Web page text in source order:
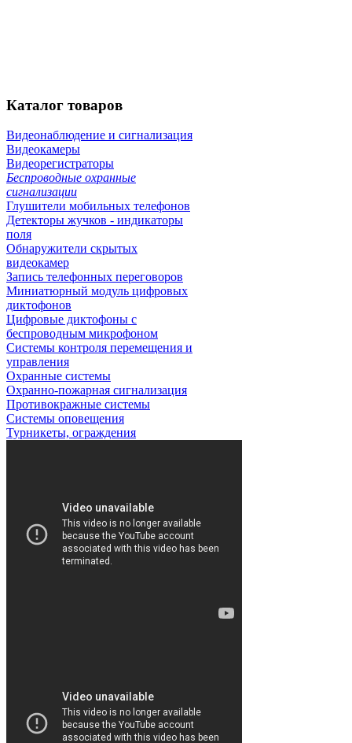
Каталог товаров
Видеонаблюдение и сигнализация
Видеокамеры
Видеорегистраторы
Беспроводные охранные
сигнализации
Глушители мобильных телефонов
Детекторы жучков - индикаторы
поля
Обнаружители скрытых
видеокамер
Запись телефонных переговоров
Миниатюрный модуль цифровых
диктофонов
Цифровые диктофоны с
беспроводным микрофоном
Системы контроля перемещения и
управления
Охранные системы
Охранно-пожарная сигнализация
Противокражные системы
Системы оповещения
Турникеты, ограждения